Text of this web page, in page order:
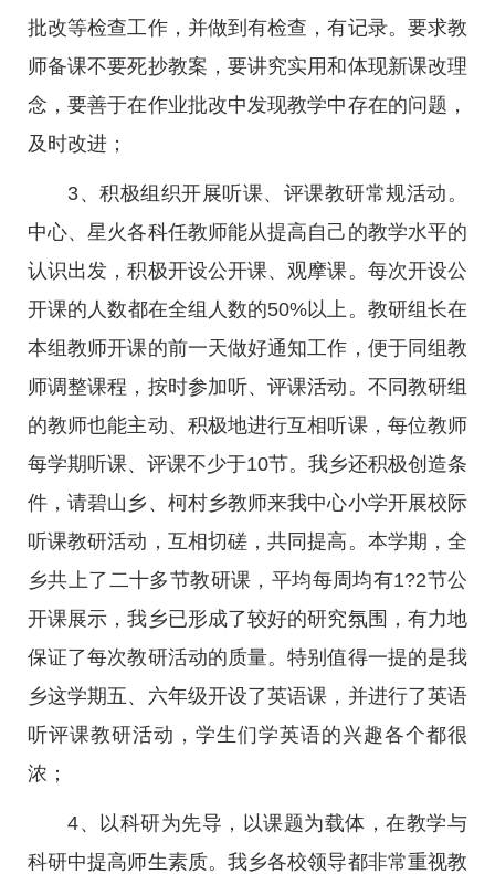
批改等检查工作，并做到有检查，有记录。要求教
师备课不要死抄教案，要讲究实用和体现新课改理
念，要善于在作业批改中发现教学中存在的问题，
及时改进；
3、积极组织开展听课、评课教研常规活动。
中心、星火各科任教师能从提高自己的教学水平的
认识出发，积极开设公开课、观摩课。每次开设公
开课的人数都在全组人数的50%以上。教研组长在
本组教师开课的前一天做好通知工作，便于同组教
师调整课程，按时参加听、评课活动。不同教研组
的教师也能主动、积极地进行互相听课，每位教师
每学期听课、评课不少于10节。我乡还积极创造条
件，请碧山乡、柯村乡教师来我中心小学开展校际
听课教研活动，互相切磋，共同提高。本学期，全
乡共上了二十多节教研课，平均每周均有1?2节公
开课展示，我乡已形成了较好的研究氛围，有力地
保证了每次教研活动的质量。特别值得一提的是我
乡这学期五、六年级开设了英语课，并进行了英语
听评课教研活动，学生们学英语的兴趣各个都很
浓；
4、以科研为先导，以课题为载体，在教学与
科研中提高师生素质。我乡各校领导都非常重视教